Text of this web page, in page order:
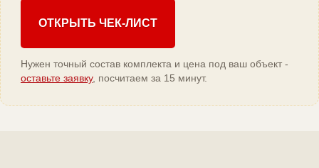
ОТКРЫТЬ ЧЕК-ЛИСТ
Нужен точный состав комплекта и цена под ваш объект -
оставьте заявку, посчитаем за 15 минут.